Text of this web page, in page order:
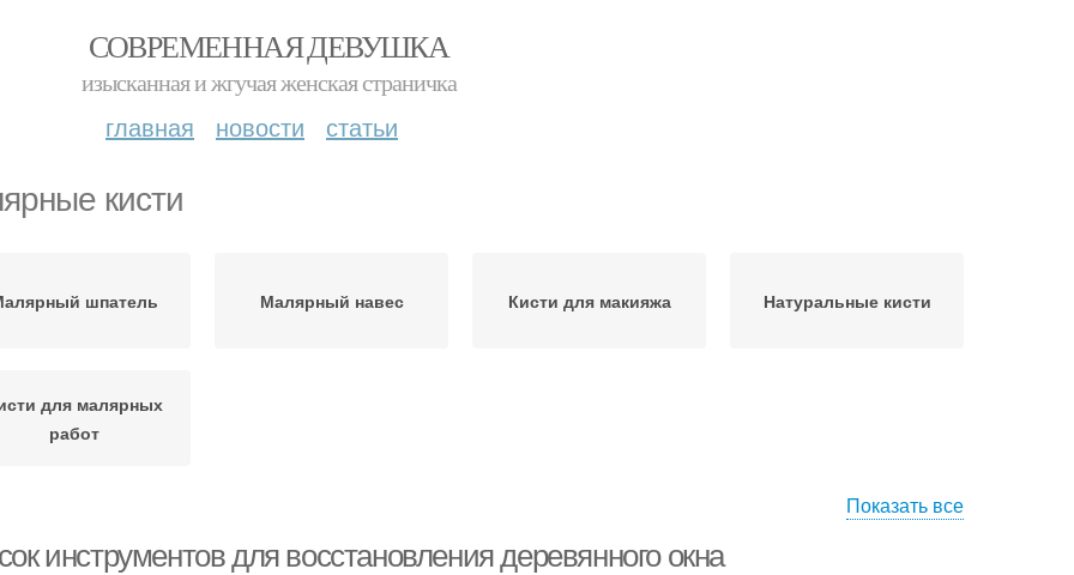
СОВРЕМЕННАЯ ДЕВУШКА
изысканная и жгучая женская страничка
главная новости статьи
кисти
шпатель Малярный навес Кисти для макияжа Натуральные кисти
для малярных
работ
Показать все
инструментов для восстановления деревянного окна